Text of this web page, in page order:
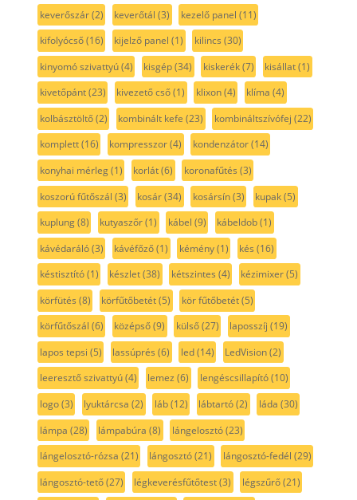
keverőszár(2) keverőtál (3) kezelő panel (11)
kifolyócső(16) kijelző panel (1) kilincs (30)
kinyomó szivattyú(4) kisgép(34) kiskerék(7) kisállat(1)
kivetőpánt(23) kivezető cső(1) klixon(4) klíma (4)
kolbásztöltő(2) kombinált kefe (23) kombináltszívófej (22)
komplett(16) kompresszor(4) kondenzátor(14)
konyhai mérleg(1) korlát(6) koronafűtés (3)
koszorú fűtőszál (3) kosár(34) kosársín(3) kupak(5)
kuplung(8) kutyaszőr(1) kábel (9) kábeldob(1)
kávédaráló(3) kávéfőző(1) kémény(1) kés (16)
késtisztító(1) készlet(38) kétszintes (4) kézimixer(5)
körfütés (8) körfűtőbetét(5) kör fűtőbetét(5)
körfűtőszál (6) középső(9) külső(27) laposszíj (19)
lapos tepsi (5) lassúprés (6) led(14) LedVision(2)
leeresztő szivattyú(4) lemez (6) lengéscsillapító(10)
logo(3) lyuktárcsa (2) láb(12) lábtartó(2) láda (30)
lámpa (28) lámpabúra (8) lángelosztó(23)
lángelosztó-rózsa (21) lángosztó(21) lángosztó-fedél (29)
lángosztó-tető(27) légkeverésfűtőtest(3) légszűrő(21)